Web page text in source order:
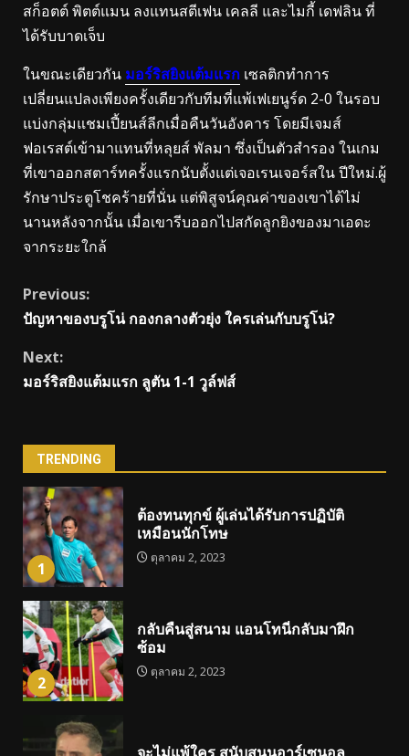
สก็อตต์ พิตต์แมน ลงแทนสตีเฟน เคลลี และไมกี้ เดฟลิน ที่
ได้รับบาดเจ็บ
ในขณะเดียวกัน มอร์ริสยิงแต้มแรก เซลติกทำการ
เปลี่ยนแปลงเพียงครั้งเดียวกับทีมที่แพ้เฟเยนูร์ด 2-0 ในรอบ
แบ่งกลุ่มแชมเปี้ยนส์ลีกเมื่อคืนวันอังคาร โดยมีเจมส์
ฟอเรสต์เข้ามาแทนที่หลุยส์ พัลมา ซึ่งเป็นตัวสำรอง ในเกม
ที่เขาออกสตาร์ทครั้งแรกนับตั้งแต่เจอเรนเจอร์สใน ปีใหม่.ผู้
รักษาประตูโชคร้ายที่นั่น แต่พิสูจน์คุณค่าของเขาได้ไม่
นานหลังจากนั้น เมื่อเขารีบออกไปสกัดลูกยิงของมาเอดะ
จากระยะใกล้
Continue
Reading
Previous:
ปัญหาของบรูโน่ กองกลางตัวยุ่ง ใครเล่นกับบรูโน่?
Next:
มอร์ริสยิงแต้มแรก ลูตัน 1-1 วูล์ฟส์
TRENDING
1
ต้องทนทุกข์ ผู้เล่นได้รับการปฏิบัติ
เหมือนนักโทษ
ตุลาคม 2, 2023
2
กลับคืนสู่สนาม แอนโทนี่กลับมาฝึก
ซ้อม
ตุลาคม 2, 2023